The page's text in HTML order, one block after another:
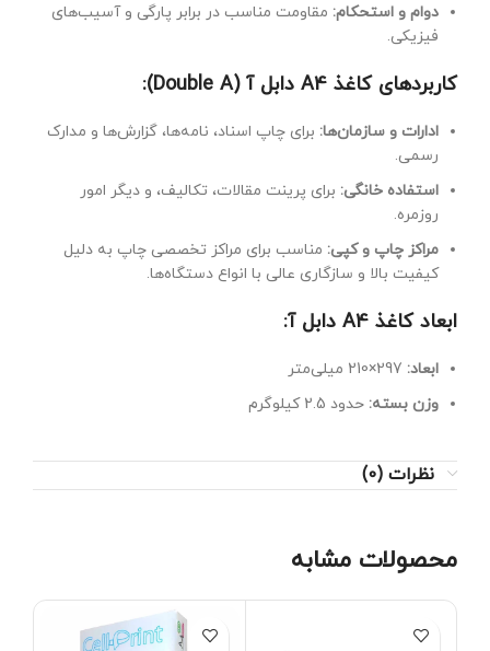
دوام و استحکام: مقاومت مناسب در برابر پارگی و آسیب‌های
فیزیکی.
کاربردهای کاغذ A4 دابل آ (Double A):
ادارات و سازمان‌ها: برای چاپ اسناد، نامه‌ها، گزارش‌ها و مدارک
رسمی.
استفاده خانگی: برای پرینت مقالات، تکالیف، و دیگر امور
روزمره.
مراکز چاپ و کپی: مناسب برای مراکز تخصصی چاپ به دلیل
کیفیت بالا و سازگاری عالی با انواع دستگاه‌ها.
ابعاد کاغذ A4 دابل آ:
ابعاد:
وزن بسته: حدود 2.5 کیلوگرم
نظرات (0)
محصولات مشابه